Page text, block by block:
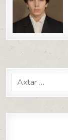
Search
for: